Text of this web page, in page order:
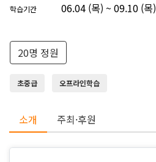
학습기간 06.04 (목) ~ 09.10 (목)
20명 정원
초중급 오프라인학습
소개 주최·후원